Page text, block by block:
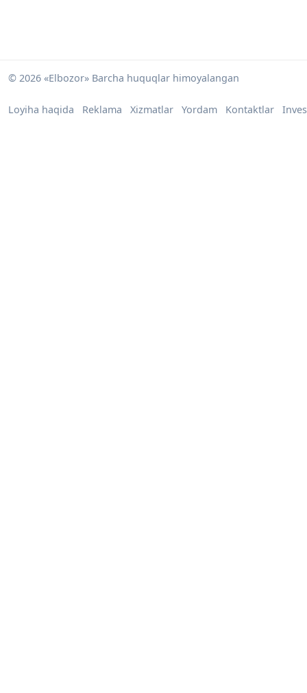
© 2026 «Elbozor» Barcha huquqlar himoyalangan
Loyiha haqida Reklama Xizmatlar Yordam Kontaktlar